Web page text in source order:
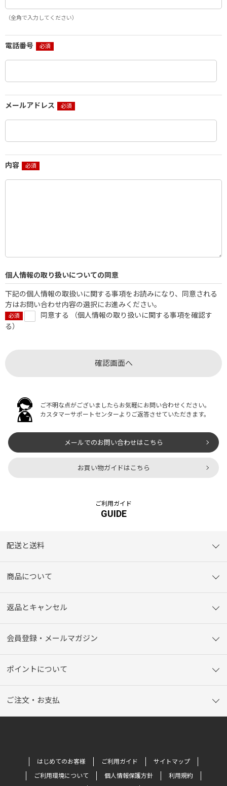
（全角で入力してください）
電話番号
メールアドレス
内容
個人情報の取り扱いについての同意
下記の個人情報の取扱いに関する事項をお読みになり、同意される
方はお問い合わせ内容の選択にお進みください。
同意する （個人情報の取り扱いに関する事項を確認す
る）
ご不明な点がございましたらお気軽にお問い合わせください。
カスタマーサポートセンターよりご返答させていただきます。
メールでのお問い合わせはこちら
お買い物ガイドはこちら
ご利用ガイド
GUIDE
配送と送料
商品について
返品とキャンセル
会員登録・メールマガジン
ポイントについて
ご注文・お支払
はじめてのお客様 ご利用ガイド
サイトマップ
ご利用環境について
個人情報保護方針 利用規約